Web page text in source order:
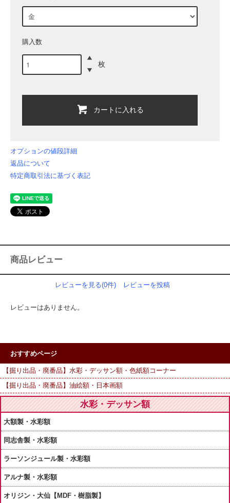
購入数
枚
カートに入れる
オプションの値段詳細
返品について
特定商取引法に基づく表記
商品レビュー
レビューを見る(0件) レビューを投稿
レビューはありません。
おすすめページ
【掘り出品・廃番品】水彩・デッサン額・色紙額コーナー
【掘り出品・廃番品】油絵額・日本画額
水彩・デッサン額
大額製・水彩額
同志舎製・水彩額
ラーソンジュール製・水彩額
アルナ製・水彩額
オリジン・大仙【MDF・樹脂製】